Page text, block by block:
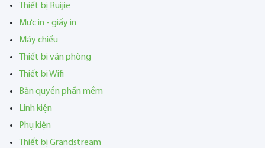
Thiết bị Ruijie
Mực in - giấy in
Máy chiếu
Thiết bị văn phòng
Thiết bị Wifi
Bản quyền phần mềm
Linh kiện
Phụ kiện
Thiết bị Grandstream